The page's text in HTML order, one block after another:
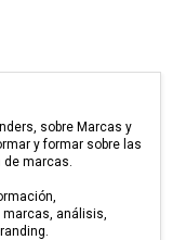
sobre Marcas y
y formar sobre las
marcas.
análisis,